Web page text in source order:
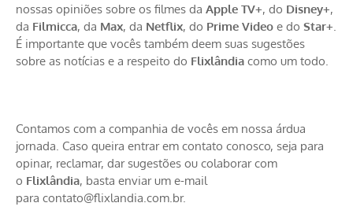
nossas opiniões sobre os filmes da Apple TV+, do Disney+,
da Filmicca, da Max, da Netflix, do Prime Video e do Star+.
É importante que vocês também deem suas sugestões
sobre as notícias e a respeito do Flixlândia como um todo.
Contamos com a companhia de vocês em nossa árdua
jornada. Caso queira entrar em contato conosco, seja para
opinar, reclamar, dar sugestões ou colaborar com
o Flixlândia, basta enviar um e-mail
para contato@flixlandia.com.br.